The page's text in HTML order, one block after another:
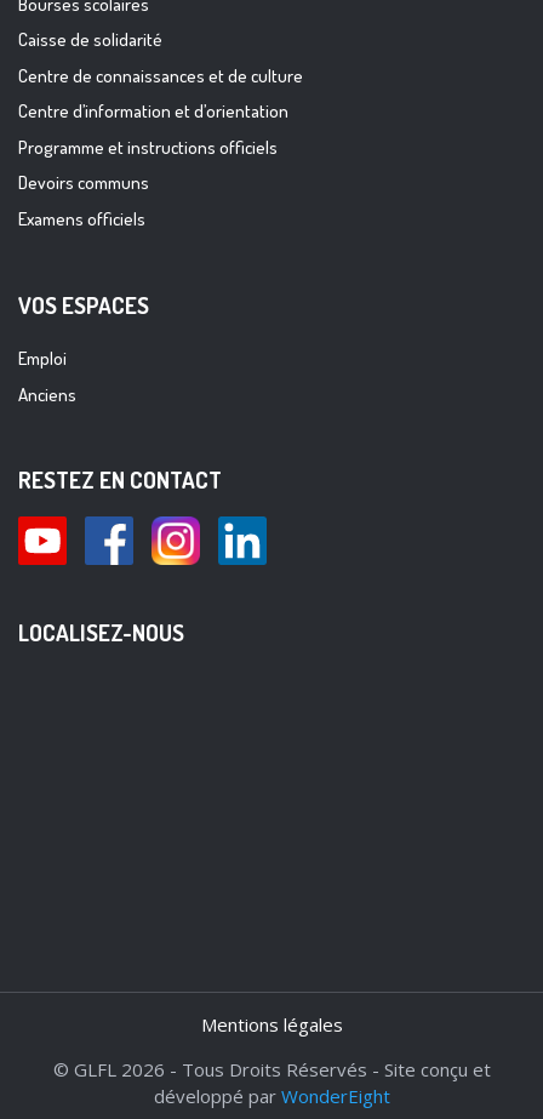
Caisse de solidarité
Centre de connaissances et de culture
Centre d’information et d’orientation
Programme et instructions officiels
Devoirs communs
Examens officiels
VOS ESPACES
Emploi
Anciens
RESTEZ EN CONTACT
LOCALISEZ-NOUS
Mentions légales
© GLFL 2026 - Tous Droits Réservés - Site conçu et
développé par WonderEight